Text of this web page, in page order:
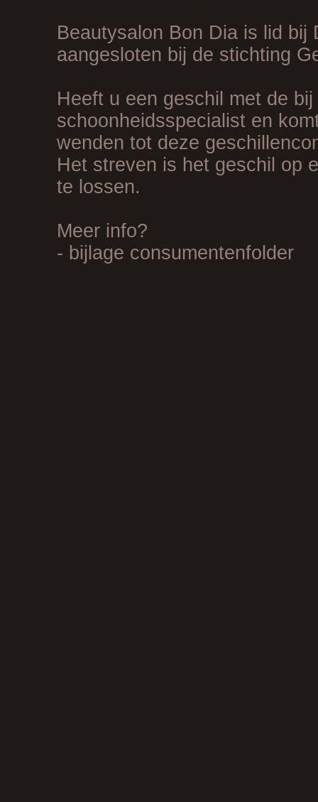
Beautysalon Bon Dia is lid bij
aangesloten bij de stichting
Heeft u een geschil met de
schoonheidsspecialist en
wenden tot deze
Het streven is het geschil op
te lossen.
Meer info?
- bijlage consumentenfolder